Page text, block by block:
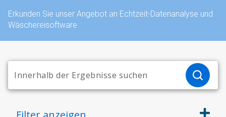
Erkunden Sie unser Angebot an Echtzeit-Datenanalyse und
Wäschereisoftware